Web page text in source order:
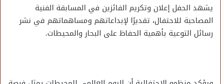
يشهد الحفل إعلان وتكريم الفائزين في المسابقة الفنية
المصاحبة للاحتفال، تقديرًا لإبداعاتهم ومساهماتهم في نشر
رسائل التوعية بأهمية الحفاظ على البحار والمحيطات.